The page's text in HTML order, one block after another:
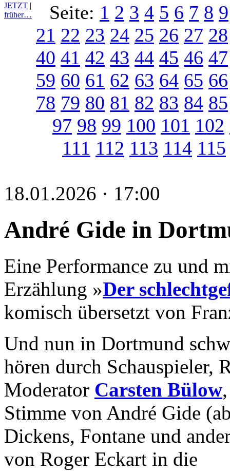
JETZT |
früher…
Seite: 1 2 3 4 5 6 7 8 9
21 22 23 24 25 26 27 28
40 41 42 43 44 45 46 47
59 60 61 62 63 64 65 66
78 79 80 81 82 83 84 85
97 98 99 100 101 102
111 112 113 114 115
18.01.2026 · 17:00
André Gide in
Eine Performance zu und
Erzählung »Der
komisch übersetzt von
Und nun in Dortmund
hören durch Schauspieler,
Moderator Carsten Bülow
Stimme von André Gide
Dickens, Fontane und
von Roger Eckart in die